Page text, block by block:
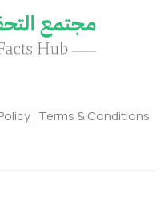
Terms & Conditions